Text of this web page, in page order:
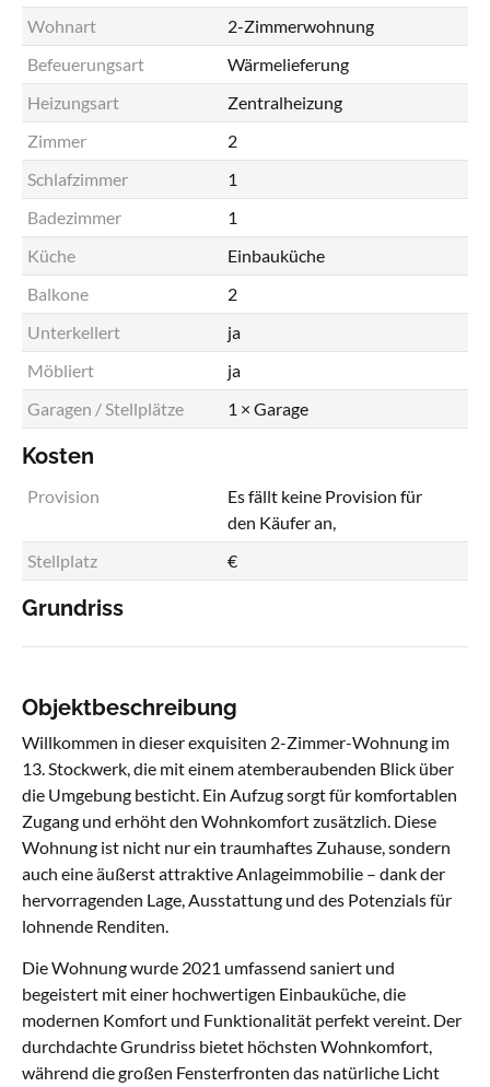
Wohnart
2-Zimmerwohnung
Befeuerungsart
Wärmelieferung
Heizungsart
Zentralheizung
Zimmer
2
Schlafzimmer
1
Badezimmer
1
Küche
Einbauküche
Balkone
2
Unterkellert
ja
Möbliert
ja
Garagen / Stellplätze
1 × Garage
Kosten
Provision
Es fällt keine Provision für
den Käufer an,
Stellplatz
€
Grundriss
Objektbeschreibung
Willkommen in dieser exquisiten 2-Zimmer-Wohnung im
13. Stockwerk, die mit einem atemberaubenden Blick über
die Umgebung besticht. Ein Aufzug sorgt für komfortablen
Zugang und erhöht den Wohnkomfort zusätzlich. Diese
Wohnung ist nicht nur ein traumhaftes Zuhause, sondern
auch eine äußerst attraktive Anlageimmobilie – dank der
hervorragenden Lage, Ausstattung und des Potenzials für
lohnende Renditen.
Die Wohnung wurde 2021 umfassend saniert und
begeistert mit einer hochwertigen Einbauküche, die
modernen Komfort und Funktionalität perfekt vereint. Der
durchdachte Grundriss bietet höchsten Wohnkomfort,
während die großen Fensterfronten das natürliche Licht